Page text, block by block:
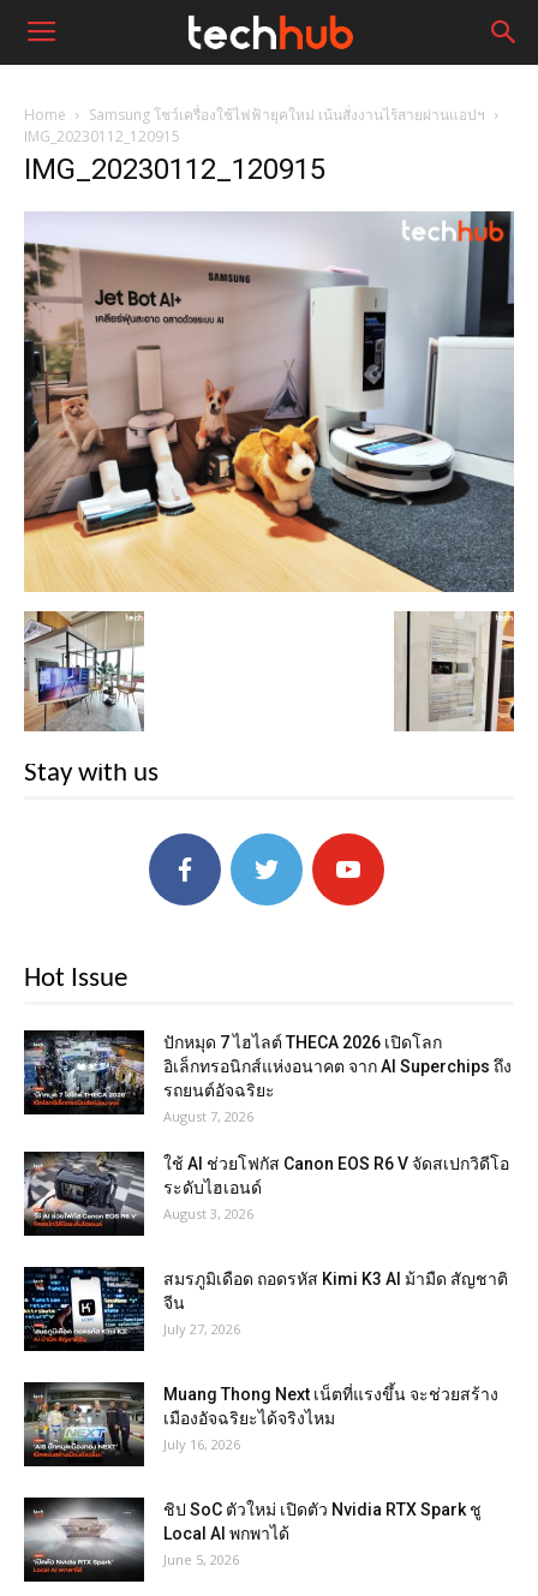
Home
Samsung โชว์เครื่องใช้ไฟฟ้ายุคใหม่ เน้นสั่งงานไร้สายผ่านแอปฯ
IMG_20230112_120915
IMG_20230112_120915
Stay with us
Hot Issue
ปักหมุด 7 ไฮไลต์ THECA 2026 เปิดโลก
อิเล็กทรอนิกส์แห่งอนาคต จาก AI Superchips ถึง
รถยนต์อัจฉริยะ
August 7, 2026
ใช้ AI ช่วยโฟกัส Canon EOS R6 V จัดสเปกวิดีโอ
ระดับไฮเอนด์
August 3, 2026
สมรภูมิเดือด ถอดรหัส Kimi K3 AI ม้ามืด สัญชาติ
จีน
July 27, 2026
Muang Thong Next เน็ตที่แรงขึ้น จะช่วยสร้าง
เมืองอัจฉริยะได้จริงไหม
July 16, 2026
ชิป SoC ตัวใหม่ เปิดตัว Nvidia RTX Spark ชู
Local AI พกพาได้
June 5, 2026